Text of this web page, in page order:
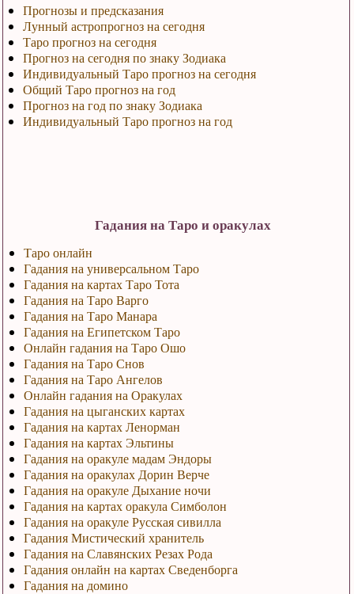
Прогнозы и предсказания
Лунный астропрогноз на сегодня
Таро прогноз на сегодня
Прогноз на сегодня по знаку Зодиака
Индивидуальный Таро прогноз на сегодня
Общий Таро прогноз на год
Прогноз на год по знаку Зодиака
Индивидуальный Таро прогноз на год
Гадания на Таро и оракулах
Таро онлайн
Гадания на универсальном Таро
Гадания на картах Таро Тота
Гадания на Таро Варго
Гадания на Таро Манара
Гадания на Египетском Таро
Онлайн гадания на Таро Ошо
Гадания на Таро Снов
Гадания на Таро Ангелов
Онлайн гадания на Оракулах
Гадания на цыганских картах
Гадания на картах Ленорман
Гадания на картах Эльтины
Гадания на оракуле мадам Эндоры
Гадания на оракулах Дорин Верче
Гадания на оракуле Дыхание ночи
Гадания на картах оракула Симболон
Гадания на оракуле Русская сивилла
Гадания Мистический хранитель
Гадания на Славянских Резах Рода
Гадания онлайн на картах Сведенборга
Гадания на домино